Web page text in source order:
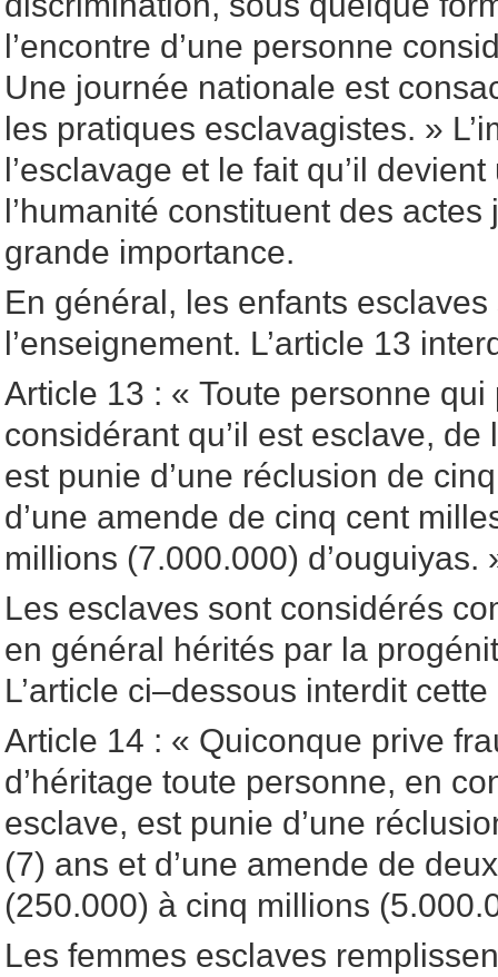
l’encontre d’une personne
Une journée nationale est
les pratiques esclavagistes. »
l’esclavage et le fait qu’il
l’humanité constituent des actes
grande importance.
En général, les enfants
l’enseignement. L’article 13
Article 13 : « Toute personne
considérant qu’il est esclave, de
est punie d’une réclusion de
d’une amende de cinq cent
millions (7.000.000) d’ouguiyas.
Les esclaves sont considérés
en général hérités par la
L’article ci–dessous interdit
Article 14 : « Quiconque prive
d’héritage toute personne, en
esclave, est punie d’une
(7) ans et d’une amende de
(250.000) à cinq millions
Les femmes esclaves